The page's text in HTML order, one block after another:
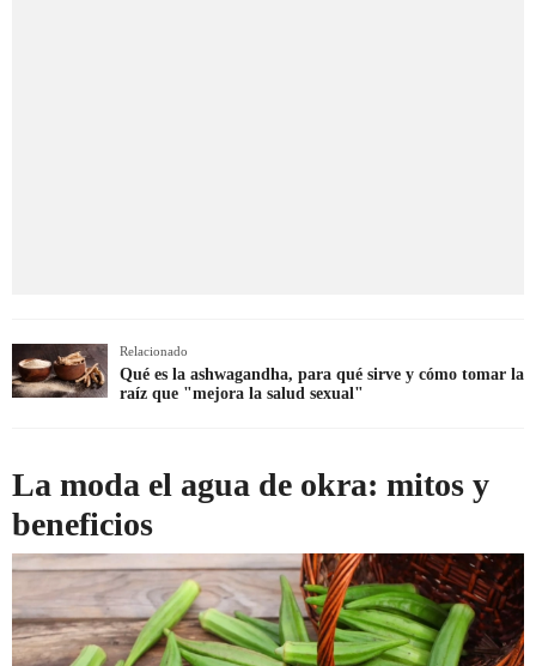
Relacionado
Qué es la ashwagandha, para qué sirve y cómo tomar la
raíz que "mejora la salud sexual"
La moda el agua de okra: mitos y
beneficios